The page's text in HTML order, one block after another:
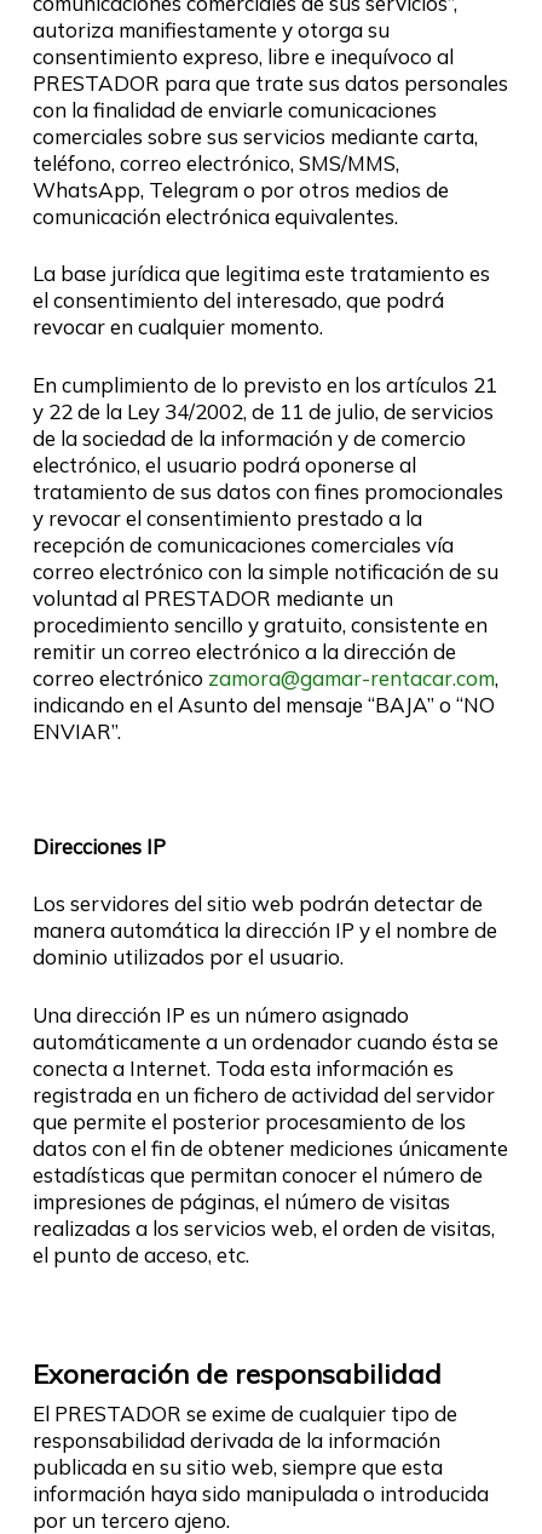
autoriza manifiestamente y otorga su
consentimiento expreso, libre e inequívoco al
PRESTADOR para que trate sus datos personales
con la finalidad de enviarle comunicaciones
comerciales sobre sus servicios mediante carta,
teléfono, correo electrónico, SMS/MMS,
WhatsApp, Telegram o por otros medios de
comunicación electrónica equivalentes.
La base jurídica que legitima este tratamiento es
el consentimiento del interesado, que podrá
revocar en cualquier momento.
En cumplimiento de lo previsto en los artículos 21
y 22 de la Ley 34/2002, de 11 de julio, de servicios
de la sociedad de la información y de comercio
electrónico, el usuario podrá oponerse al
tratamiento de sus datos con fines promocionales
y revocar el consentimiento prestado a la
recepción de comunicaciones comerciales vía
correo electrónico con la simple notificación de su
voluntad al PRESTADOR mediante un
procedimiento sencillo y gratuito, consistente en
remitir un correo electrónico a la dirección de
correo electrónico zamora@gamar-rentacar.com,
indicando en el Asunto del mensaje “BAJA” o “NO
ENVIAR”.
Direcciones IP
Los servidores del sitio web podrán detectar de
manera automática la dirección IP y el nombre de
dominio utilizados por el usuario.
Una dirección IP es un número asignado
automáticamente a un ordenador cuando ésta se
conecta a Internet. Toda esta información es
registrada en un fichero de actividad del servidor
que permite el posterior procesamiento de los
datos con el fin de obtener mediciones únicamente
estadísticas que permitan conocer el número de
impresiones de páginas, el número de visitas
realizadas a los servicios web, el orden de visitas,
el punto de acceso, etc.
Exoneración de responsabilidad
El PRESTADOR se exime de cualquier tipo de
responsabilidad derivada de la información
publicada en su sitio web, siempre que esta
información haya sido manipulada o introducida
por un tercero ajeno.